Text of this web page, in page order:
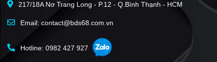
217/18A Nơ Trang Long - P.12 - Q.Bình Thạnh - HCM
Email: contact@bds68.com.vn
Hotline: 0982 427 927